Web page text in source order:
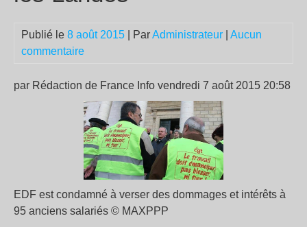
Publié le 8 août 2015 | ParAdministrateur
Aucun
commentaire
par Rédaction de France Info vendredi 7 août 2015 20:58
EDF est condamné à verser des dommages et intérêts à
95 anciens salariés © MAXPPP